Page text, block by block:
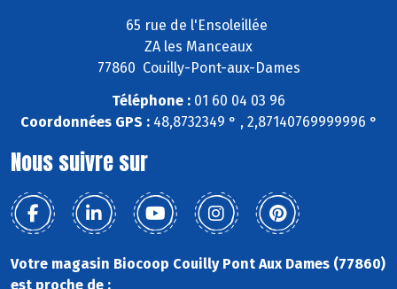
65 rue de l'Ensoleillée
ZA les Manceaux
77860 Couilly-Pont-aux-Dames
Téléphone : 01 60 04 03 96
Coordonnées GPS :48,8732349 ° , 2,87140769999996 °
Nous suivre sur
Votre magasin Biocoop Couilly Pont Aux Dames (77860)
est proche de :